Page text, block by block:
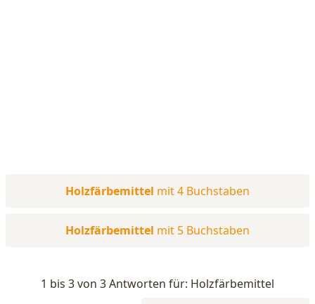
Holzfärbemittel mit 4 Buchstaben
Holzfärbemittel mit 5 Buchstaben
1 bis 3 von 3 Antworten für: Holzfärbemittel